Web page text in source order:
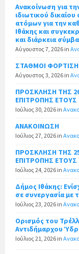
Ανακοίνωση για
ιδιωτικού
ατόμων για την
Ιθάκης και
και διάρκεια
Αύγουστος 7, 2026 in
ΣΤΑΘΜΟΙ
Αύγουστος 3, 2026 in
ΠΡΟΣΚΛΗΣΗ ΤΗΣ
ΕΠΙΤΡΟΠΗΣ ΕΤΟΥΣ
Ιούλιος 30, 2026 in
ΑΝΑΚΟΙΝΩΣΗ
Ιούλιος 27, 2026 in
ΠΡΟΣΚΛΗΣΗ ΤΗΣ
ΕΠΙΤΡΟΠΗΣ ΕΤΟΥΣ
Ιούλιος 24, 2026 in
Δήμος Ιθάκης:
σε συνεργασία με
Ιούλιος 23, 2026 in
Ορισμός του
Αντιδήμαρχου
Ιούλιος 21, 2026 in